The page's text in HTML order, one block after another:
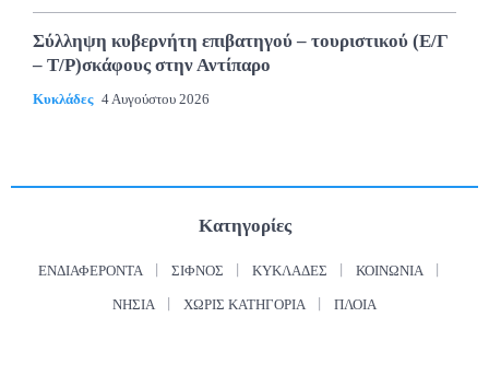
Σύλληψη κυβερνήτη επιβατηγού – τουριστικού (Ε/Γ
– Τ/Ρ)σκάφους στην Αντίπαρο
Κυκλάδες 4 Αυγούστου 2026
Κατηγορίες
ΕΝΔΙΑΦΈΡΟΝΤΑ ΣΊΦΝΟΣ ΚΥΚΛΆΔΕΣ ΚΟΙΝΩΝΊΑ
ΝΗΣΙΆ ΧΩΡΊΣ ΚΑΤΗΓΟΡΊΑ ΠΛΟΊΑ